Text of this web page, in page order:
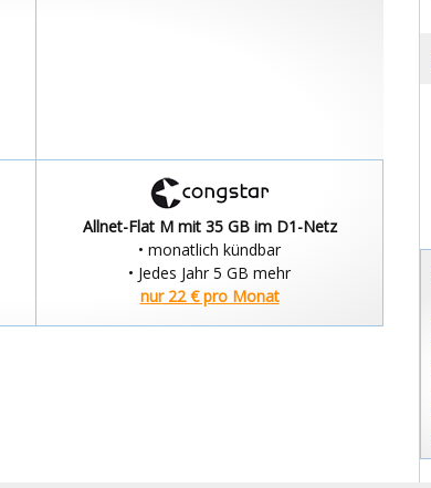
Allnet-Flat M mit 35 GB im D1-Netz
• monatlich kündbar
• Jedes Jahr 5 GB mehr
nur 22 € pro Monat